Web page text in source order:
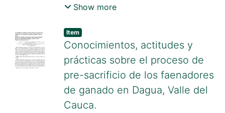
a trabajar con fauna silvestre en
Show more
Item
Conocimientos, actitudes y
prácticas sobre el proceso de
pre-sacrificio de los faenadores
de ganado en Dagua, Valle del
Cauca.